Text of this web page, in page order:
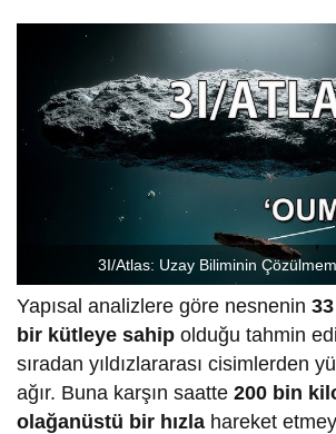
3I/Atlas: Uzay Biliminin
Yapısal analizlere göre nesnenin
bir kütleye sahip olduğu tahmin
sıradan yıldızlararası cisimlerden
ağır. Buna karşın saatte200 bin
olağanüstü bir hızla hareket